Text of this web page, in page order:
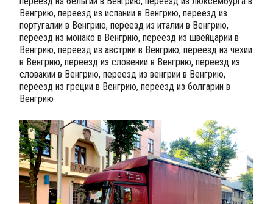
Венгрию, переезд из испании в Венгрию, переезд из
португалии в Венгрию, переезд из италии в Венгрию,
переезд из монако в Венгрию, переезд из швейцарии в
Венгрию, переезд из австрии в Венгрию, переезд из чехии
в Венгрию, переезд из словении в Венгрию, переезд из
словакии в Венгрию, переезд из венгрии в Венгрию,
переезд из греции в Венгрию, переезд из болгарии в
Венгрию